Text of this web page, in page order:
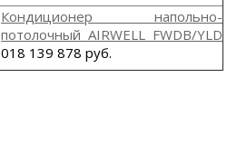
Кондиционер напольно-
потолочный AIRWELL FWDB/YLD
018 139 878 руб.